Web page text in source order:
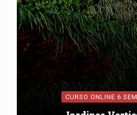
CURSO ONLINE 6